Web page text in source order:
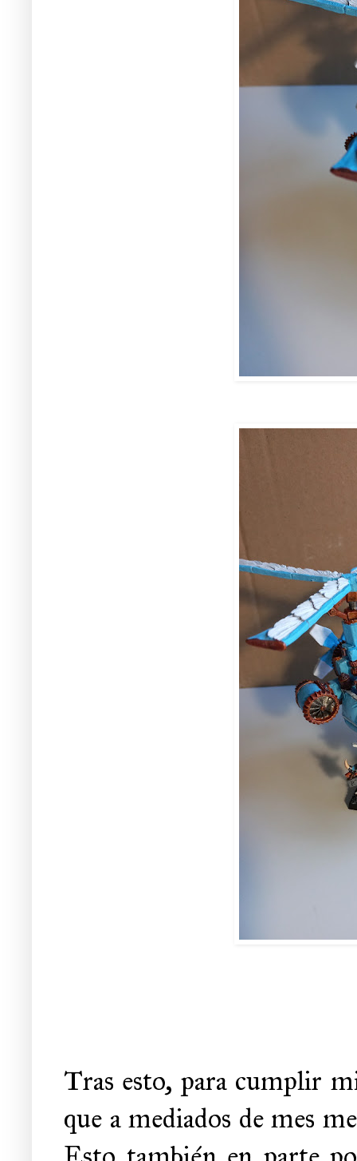
Tras esto, para cumplir
que a mediados de mes